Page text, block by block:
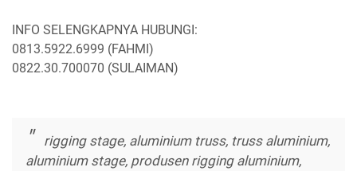
INFO SELENGKAPNYA HUBUNGI:
0813.5922.6999 (FAHMI)
0822.30.700070 (SULAIMAN)
rigging stage, aluminium truss, truss aluminium,
aluminium stage, produsen rigging aluminium,